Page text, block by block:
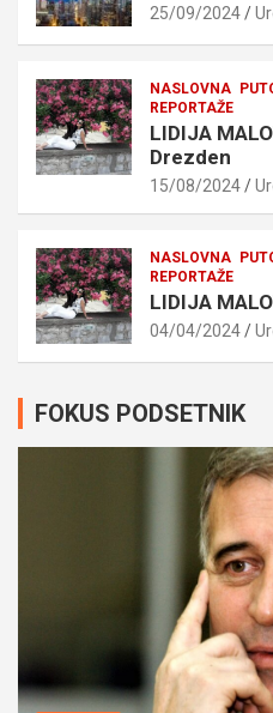
25/09/2024
NASLOVNA
REPORTAŽE
LIDIJA
Drezden
15/08/2024
NASLOVNA
REPORTAŽE
LIDIJA
04/04/2024
FOKUS PODSETNIK